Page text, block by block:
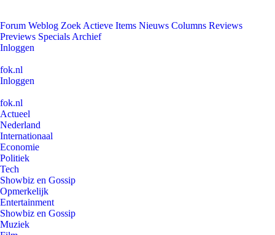
Forum Weblog Zoek Actieve Items Nieuws Columns Reviews
Previews Specials Archief
Inloggen
fok.nl
Inloggen
fok.nl
Actueel
Nederland
Internationaal
Economie
Politiek
Tech
Showbiz en Gossip
Opmerkelijk
Entertainment
Showbiz en Gossip
Muziek